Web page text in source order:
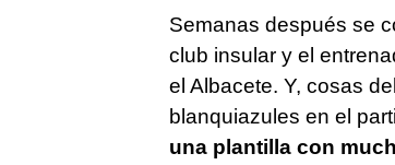
Semanas después se
club insular y el
el Albacete. Y, cosas
blanquiazules en el
una plantilla con